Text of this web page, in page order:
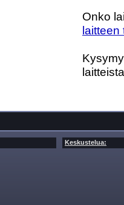
Onko
laitteen
Keskustelua: